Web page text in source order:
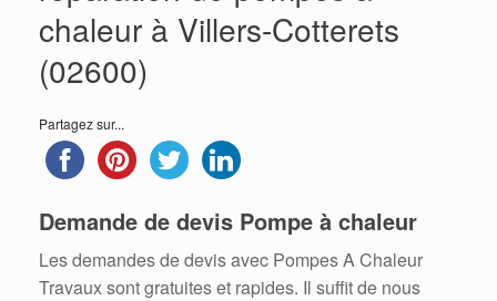
chaleur à Villers-Cotterets
(02600)
Partagez sur...
Demande de devis Pompe à chaleur
Les demandes de devis avec Pompes A Chaleur
Travaux sont gratuites et rapides. Il suffit de nous